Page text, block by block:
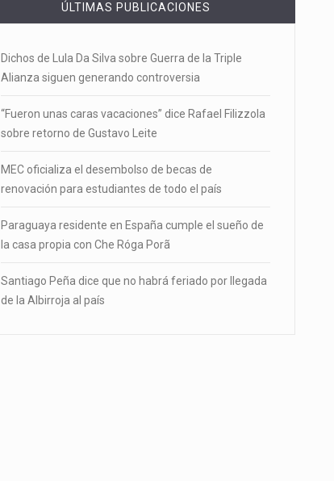
ÚLTIMAS PUBLICACIONES
Dichos de Lula Da Silva sobre Guerra de la Triple
Alianza siguen generando controversia
“Fueron unas caras vacaciones” dice Rafael Filizzola
sobre retorno de Gustavo Leite
MEC oficializa el desembolso de becas de
renovación para estudiantes de todo el país
Paraguaya residente en España cumple el sueño de
la casa propia con Che Róga Porã
Santiago Peña dice que no habrá feriado por llegada
de la Albirroja al país